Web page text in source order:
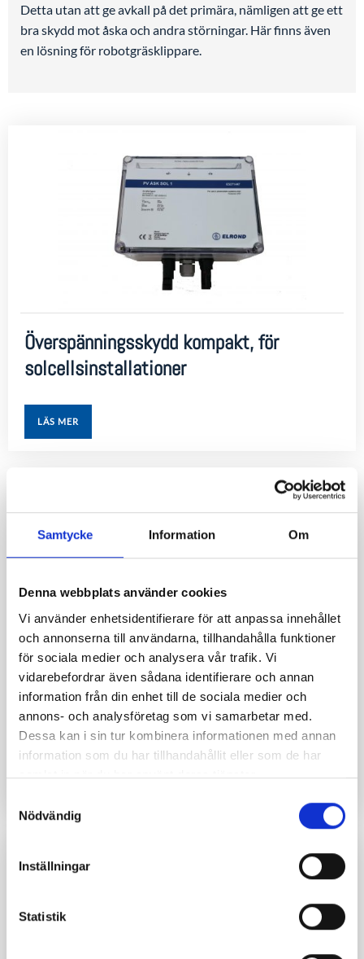
Samtycke Information Om
Denna webbplats använder cookies
Vi använder enhetsidentifierare för att anpassa innehållet
och annonserna till användarna, tillhandahålla funktioner
för sociala medier och analysera vår trafik. Vi
vidarebefordrar även sådana identifierare och annan
information från din enhet till de sociala medier och
annons- och analysföretag som vi samarbetar med.
Dessa kan i sin tur kombinera informationen med annan
information som du har tillhandahållit eller som de har
samlat in när du har använt deras tjänster.
Nödvändig
Inställningar
Statistik
Detta utan att ge avkall på det primära, nämligen att ge ett
bra skydd mot åska och andra störningar. Här finns även
en lösning för robotgräsklippare.
Överspänningsskydd kompakt, för
solcellsinstallationer
LÄS MER
Överspänningsskydd för
solcellsinstallationer
LÄS MER